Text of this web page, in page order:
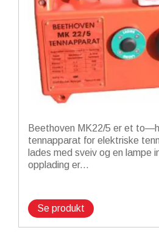
Beethoven MK22/5 er et
tennapparat for elektriske
lades med sveiv og en lampe
opplading er...
Se produkt